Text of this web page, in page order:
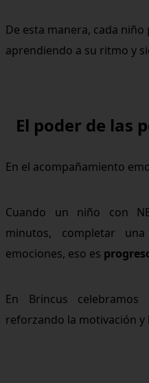
De esta manera, cada
aprendiendo a su ritmo y
El poder de las
En el acompañamiento
Cuando un niño con
minutos, completar
emociones, eso es
En Brincus
reforzando la motivación y